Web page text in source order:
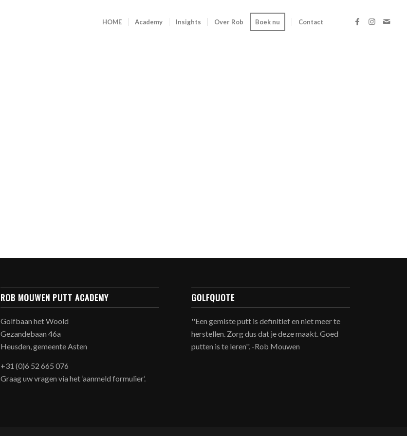
HOME Academy Insights Over Rob Boek nu Contact
ROB MOUWEN PUTT ACADEMY
Golfbaan het Woold
Gezandebaan 46a
Heusden, gemeente Asten
+31 (0)6 52 665 076
Graag uw vragen via het ‘aanmeld formulier’.
GOLFQUOTE
''Een gemiste putt is definitief en niet meer te
herstellen. Zorg dus dat je deze maakt. Goed
putten is te leren''. -Rob Mouwen